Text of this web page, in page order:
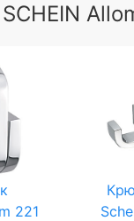
221